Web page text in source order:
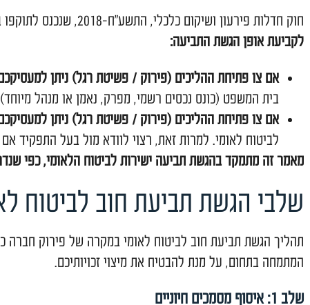
הלאומי ניתנת לעובדים שהמעסיק שלהם הוכרז
מורשה / יחיד). חשוב לדעת כי הביטוח הלאומי
שלכם מטופל לפי החוק
לתוקפו ב-15.09.2019, שינה באופן דרמטי את אופן הגשת התביעה.
נכסים רשמי, מפרק, נאמן או מנהל מיוחד), והוא זה
(פירוק / פשיטת רגל) ניתן למעסיקכם ביום 15.09.2019 ואילך:
למרות זאת, רצוי לוודא מול בעל התפקיד אם קיימת הנחיה